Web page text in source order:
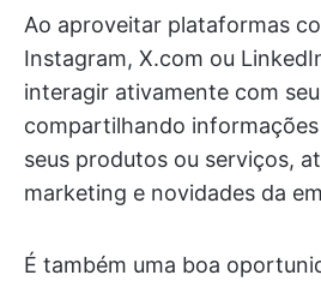
Ao aproveitar plataformas
Instagram, X.com ou
interagir ativamente com
compartilhando
seus produtos ou serviços,
marketing e novidades da
É também uma boa